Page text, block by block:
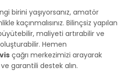
birini yaşıyorsanız, amatör
kaçınmalısınız. Bilinçsiz yapılan
maliyeti artırabilir ve
Hemen
çağrı merkezimizi arayarak
garantili destek alın.